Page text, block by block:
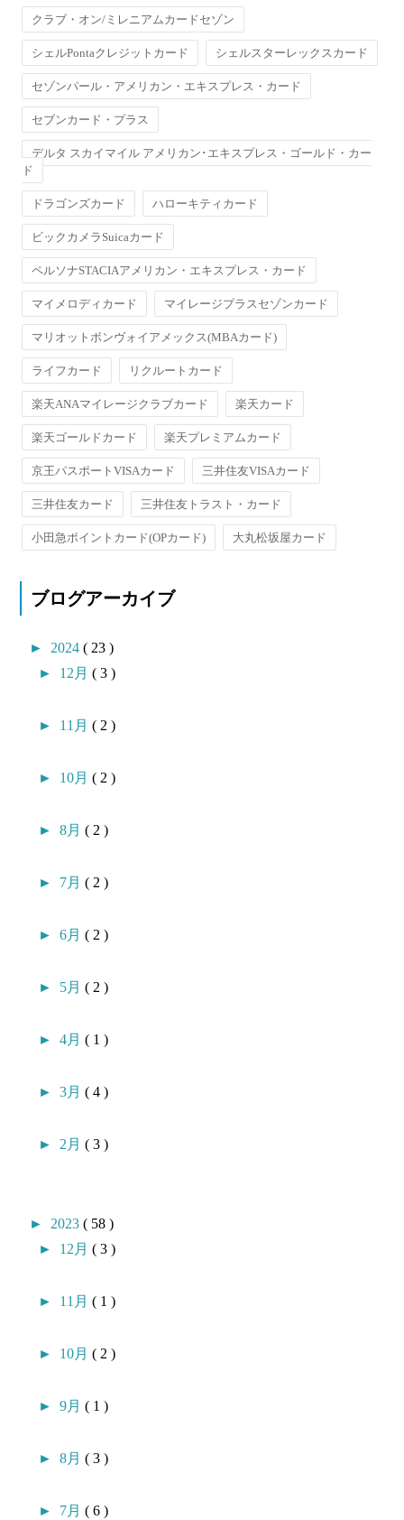
クラブ・オン/ミレニアムカードセゾン
シェルPontaクレジットカード シェルスターレックスカード
セゾンパール・アメリカン・エキスプレス・カード
セブンカード・プラス
デルタ スカイマイル アメリカン･エキスプレス・ゴールド・カー
ド
ドラゴンズカード ハローキティカード
ビックカメラSuicaカード
ペルソナSTACIAアメリカン・エキスプレス・カード
マイメロディカード マイレージプラスセゾンカード
マリオットボンヴォイアメックス(MBAカード)
ライフカード リクルートカード
楽天ANAマイレージクラブカード 楽天カード
楽天ゴールドカード 楽天プレミアムカード
京王パスポートVISAカード 三井住友VISAカード
三井住友カード 三井住友トラスト・カード
小田急ポイントカード(OPカード) 大丸松坂屋カード
ブログアーカイブ
► 2024( 23 )
► 12月( 3 )
► 11月( 2 )
► 10月( 2 )
►8月( 2 )
► 7月( 2 )
►6月( 2 )
► 5月( 2 )
►4月( 1 )
►3月( 4 )
► 2月( 3 )
► 2023( 58 )
► 12月( 3 )
► 11月( 1 )
► 10月( 2 )
►9月( 1 )
►8月( 3 )
► 7月( 6 )